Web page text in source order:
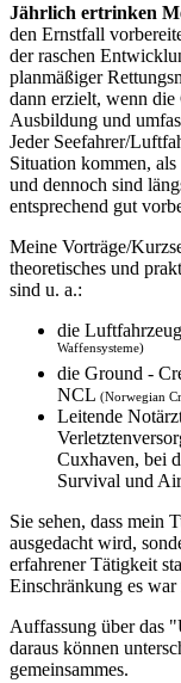
Jährlich ertrinken
den Ernstfall
der raschen
planmäßiger
dann erzielt, wenn die
Ausbildung und
Jeder Seefahrer/
Situation kommen,
und dennoch sind
entsprechend gut
Meine Vorträge/
theoretisches und
sind u. a.:
die
Waffensysteme)
die Ground -
NCL (Norwegian
Leitende
Cuxhaven, bei
Survival und
Sie sehen, dass mein
ausgedacht wird,
erfahrener Tätigkeit
Einschränkung es
Auffassung über das
daraus können
gemeinsammes.